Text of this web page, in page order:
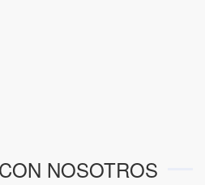
NOSOTROS